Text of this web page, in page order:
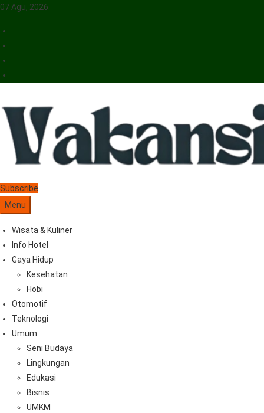
07 Agu, 2026
Vakansiinfo
Menyajikan Berita Serta Informasi Seputar Pariwisata Dan Hotel
Subscribe
Menu
Wisata & Kuliner
Info Hotel
Gaya Hidup
Kesehatan
Hobi
Otomotif
Teknologi
Umum
Seni Budaya
Lingkungan
Edukasi
Bisnis
UMKM